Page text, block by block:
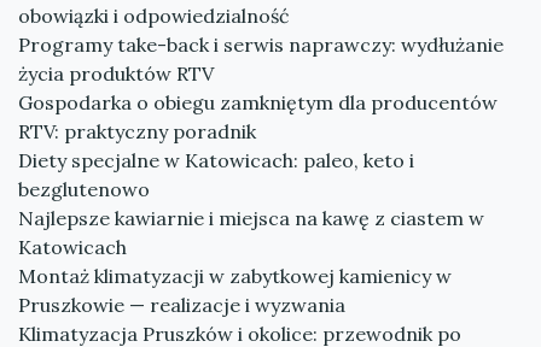
obowiązki i odpowiedzialność
Programy take-back i serwis naprawczy: wydłużanie
życia produktów RTV
Gospodarka o obiegu zamkniętym dla producentów
RTV: praktyczny poradnik
Diety specjalne w Katowicach: paleo, keto i
bezglutenowo
Najlepsze kawiarnie i miejsca na kawę z ciastem w
Katowicach
Montaż klimatyzacji w zabytkowej kamienicy w
Pruszkowie — realizacje i wyzwania
Klimatyzacja Pruszków i okolice: przewodnik po